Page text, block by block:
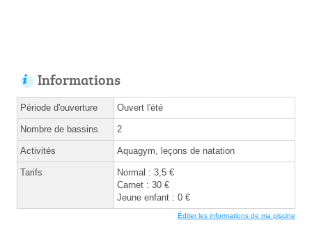
Informations
Période d'ouverture Ouvert l'été
Nombre de bassins 2
Activités Aquagym, leçons de natation
Tarifs
Normal : 3,5 €
Carnet : 30 €
Jeune enfant : 0 €
Éditer les informations de ma piscine